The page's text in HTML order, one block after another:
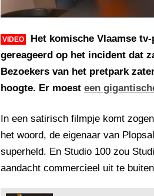
VIDEO
Het komische Vlaamse
gereageerd op het incident dat
Bezoekers van het pretpark
hoogte. Er moest een
In een satirisch filmpje komt
het woord, de eigenaar van
superheld. En Studio 100 zou
aandacht commercieel uit te